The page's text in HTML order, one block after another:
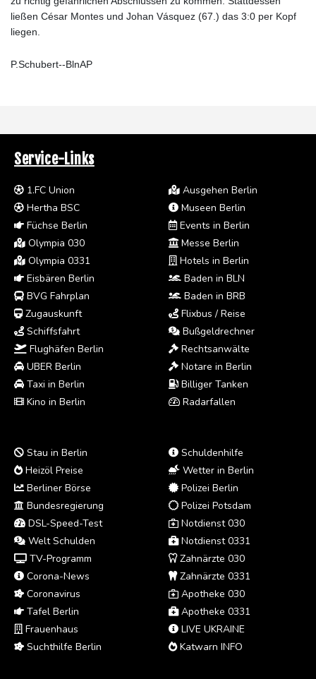
ließen César Montes und Johan Vásquez (67.) das 3:0 per Kopf
liegen.
P.Schubert--BlnAP
Service-Links
1.FC Union
Hertha BSC
Füchse Berlin
Olympia 030
Olympia 0331
Eisbären Berlin
BVG Fahrplan
Zugauskunft
Schiffsfahrt
Flughäfen Berlin
UBER Berlin
Taxi in Berlin
Kino in Berlin
Ausgehen Berlin
Museen Berlin
Events in Berlin
Messe Berlin
Hotels in Berlin
Baden in BLN
Baden in BRB
Flixbus / Reise
Bußgeldrechner
Rechtsanwälte
Notare in Berlin
Billiger Tanken
Radarfallen
Stau in Berlin
Heizöl Preise
Berliner Börse
Bundesregierung
DSL-Speed-Test
Welt Schulden
TV-Programm
Corona-News
Coronavirus
Tafel Berlin
Frauenhaus
Suchthilfe Berlin
Schuldenhilfe
Wetter in Berlin
Polizei Berlin
Polizei Potsdam
Notdienst 030
Notdienst 0331
Zahnärzte 030
Zahnärzte 0331
Apotheke 030
Apotheke 0331
LIVE UKRAINE
Katwarn INFO